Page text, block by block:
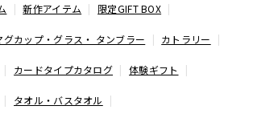
新作アイテム 限定GIFT BOX
グカップ・グラス・ タンブラー カトラリー
カードタイプカタログ 体験ギフト
タオル・バスタオル